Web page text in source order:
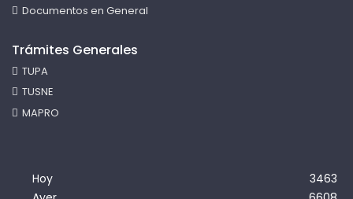
Documentos en General
Trámites Generales
TUPA
TUSNE
MAPRO
Hoy
3463